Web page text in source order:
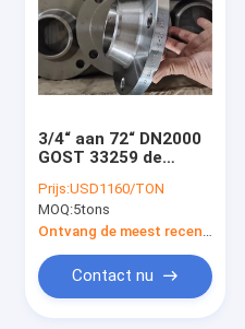
3/4“ aan 72“ DN2000
GOST 33259 de
de Staalplaat 12821
WN-Flenzen
Prijs:USD1160/TON
MOQ:5tons
Contact nu